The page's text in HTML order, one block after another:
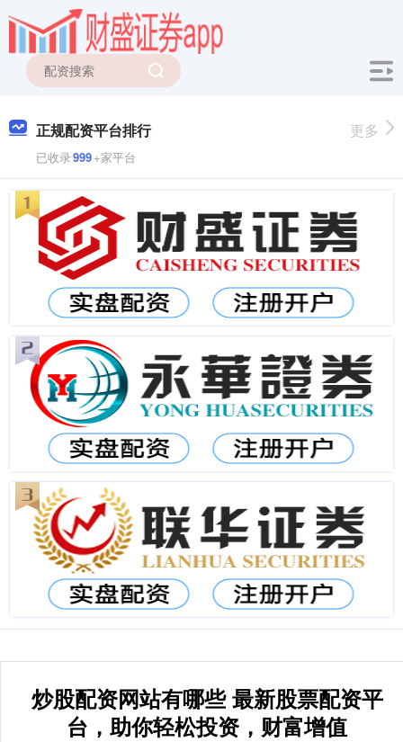
正规配资平台排行
已收录999+家平台
更多
炒股配资网站有哪些 最新股票配资平
台，助你轻松投资，财富增值